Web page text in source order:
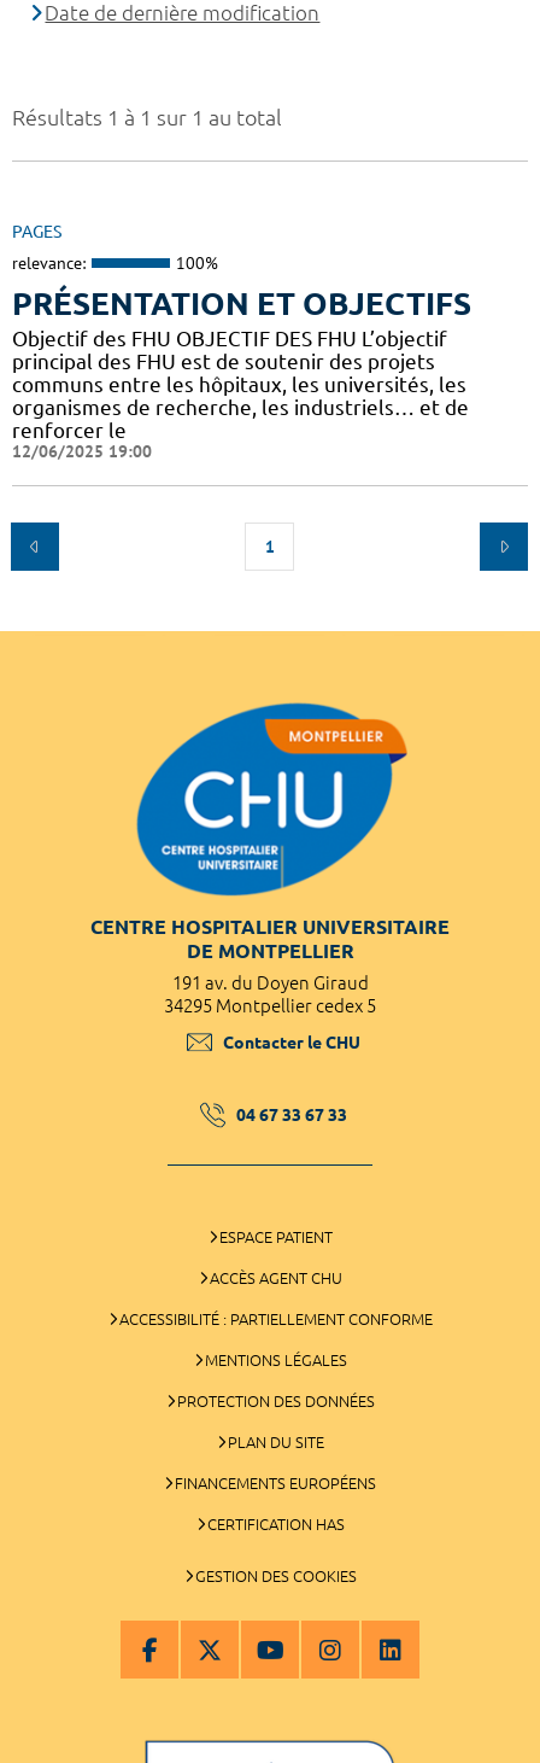
Résultats 1 à 1 sur 1 au total
PAGES
relevance: 100%
PRÉSENTATION ET OBJECTIFS
Objectif des FHU OBJECTIF DES FHU L’objectif
principal des FHU est de soutenir des projets
communs entre les hôpitaux, les universités, les
organismes de recherche, les industriels… et de
renforcer le
12/06/2025 19:00
1
Date de dernière modification
CENTRE HOSPITALIER UNIVERSITAIRE
DE MONTPELLIER
191 av. du Doyen Giraud
34295 Montpellier cedex 5
Contacter le CHU
04 67 33 67 33
ESPACE PATIENT
ACCÈS AGENT CHU
ACCESSIBILITÉ : PARTIELLEMENT CONFORME
MENTIONS LÉGALES
PROTECTION DES DONNÉES
PLAN DU SITE
FINANCEMENTS EUROPÉENS
CERTIFICATION HAS
GESTION DES COOKIES